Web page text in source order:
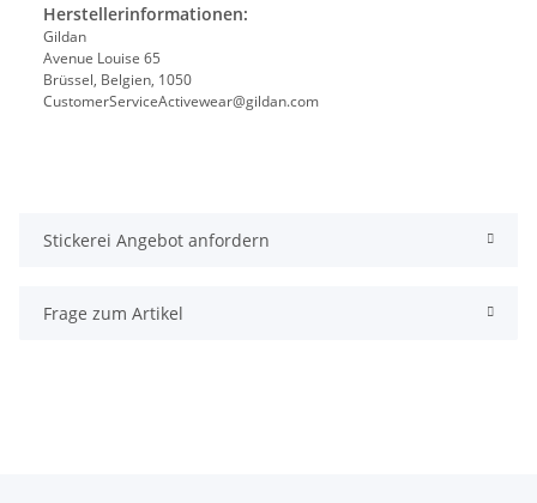
Herstellerinformationen:
Gildan
Avenue Louise 65
Brüssel, Belgien, 1050
CustomerServiceActivewear@gildan.com
Stickerei Angebot anfordern
Frage zum Artikel